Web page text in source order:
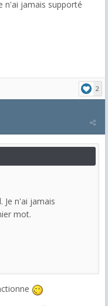
n'ai jamais supporté
2
Je n'ai jamais
mot.